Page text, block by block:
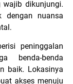
wajib dikunjungi.
dengan nuansa
peninggalan
benda-benda
baik. Lokasinya
akses menuju